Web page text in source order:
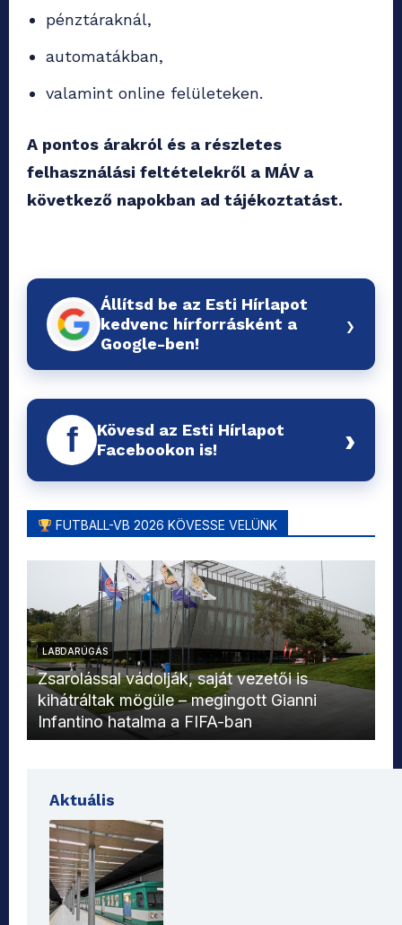
pénztáraknál,
automatákban,
valamint online felületeken.
A pontos árakról és a részletes
felhasználási feltételekről a MÁV a
következő napokban ad tájékoztatást.
Állítsd be az Esti Hírlapot
kedvenc hírforrásként a
Google-ben!
›
f
Kövesd az Esti Hírlapot
Facebookon is!
›
FUTBALL-VB 2026 KÖVESSE VELÜNK
LABDARÚGÁS
Zsarolással vádolják, saját vezetői is
kihátráltak mögüle – megingott Gianni
Infantino hatalma a FIFA-ban
Aktuális